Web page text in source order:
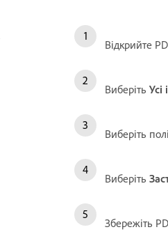
Відкрийте
Виберіть Усі
Виберіть
Виберіть
Збережіть